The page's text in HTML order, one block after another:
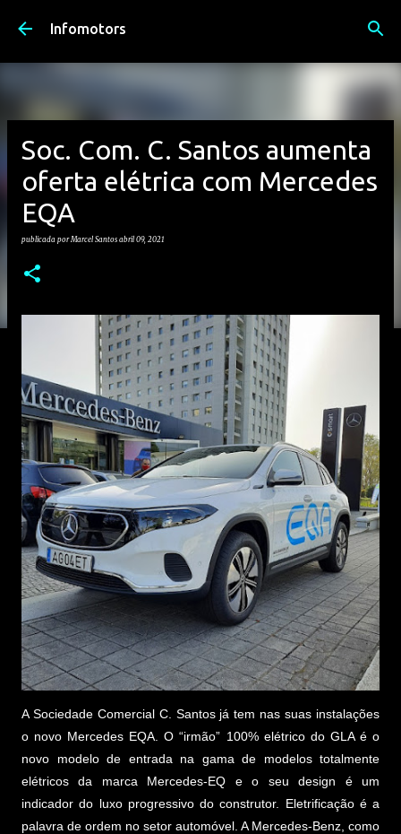
Avançar para o conteúdo principal
Infomotors
Soc. Com. C. Santos aumenta
oferta elétrica com Mercedes
EQA
publicada porMarcel Santos abril 09, 2021
A Sociedade Comercial C. Santos já tem nas suas instalações
o novo Mercedes EQA. O “irmão” 100% elétrico do GLA é o
novo modelo de entrada na gama de modelos totalmente
elétricos da marca Mercedes-EQ e o seu design é um
indicador do luxo progressivo do construtor. Eletrificação é a
palavra de ordem no setor automóvel. A Mercedes-Benz, como